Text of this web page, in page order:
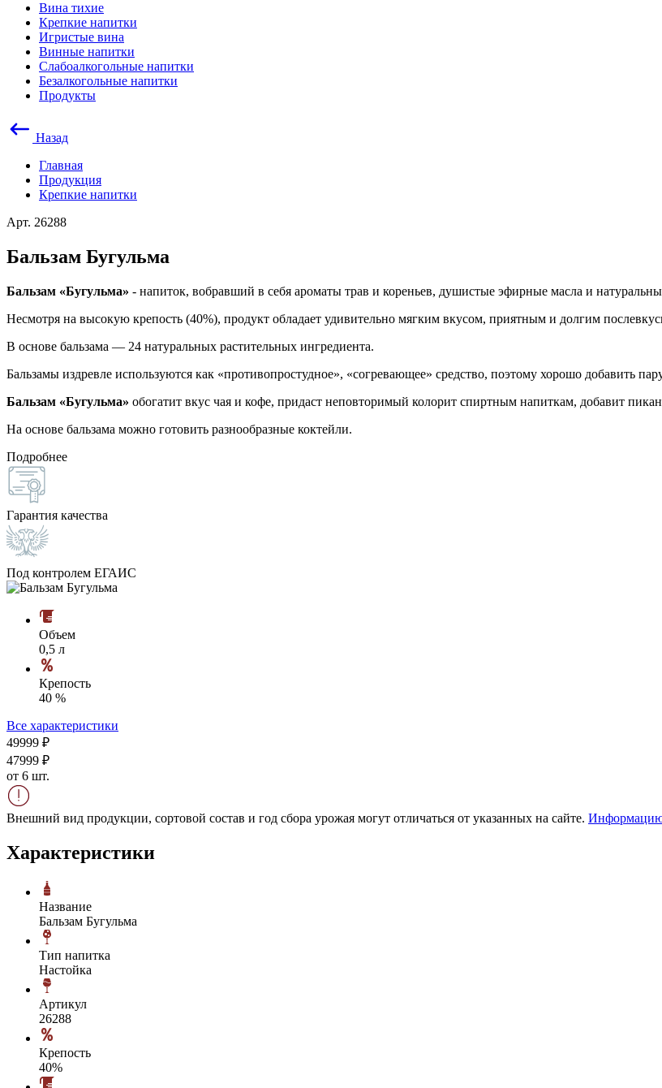
Вина тихие
Крепкие напитки
Игристые вина
Винные напитки
Слабоалкогольные напитки
Безалкогольные напитки
Продукты
Назад
Главная
Продукция
Крепкие напитки
Арт. 26288
Бальзам Бугульма
Бальзам «Бугульма» - напиток, вобравший в себя ароматы трав и кореньев, душистые эфирные масла и
Несмотря на высокую крепость (40%), продукт обладает удивительно мягким вкусом, приятным и долгим
В основе бальзама — 24 натуральных растительных ингредиента.
Бальзамы издревле используются как «противопростудное», «согревающее» средство, поэтому хорошо добавить
Бальзам «Бугульма» обогатит вкус чая и кофе, придаст неповторимый колорит спиртным напиткам, добавит
На основе бальзама можно готовить разнообразные коктейли.
Подробнее
Гарантия качества
Под контролем ЕГАИС
Объем
0,5 л
Крепость
40 %
Все характеристики
49999 ₽
47999 ₽
от 6 шт.
Внешний вид продукции, сортовой состав и год сбора урожая могут отличаться от указанных на сайте. Информацию
Характеристики
Название
Бальзам Бугульма
Тип напитка
Настойка
Артикул
26288
Крепость
40%